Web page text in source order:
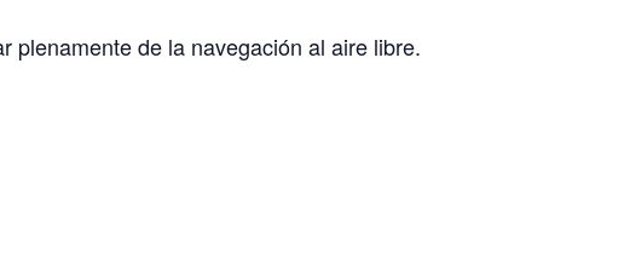
plenamente de la navegación al aire libre.